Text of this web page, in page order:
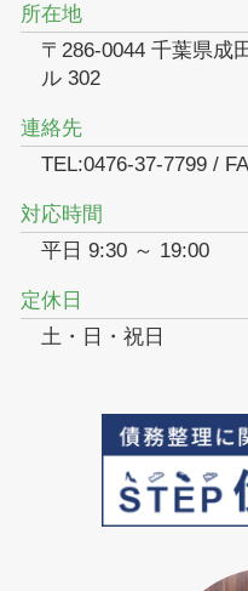
所在地
〒286-0044 千葉県成
ル 302
連絡先
TEL:0476-37-7799 /
対応時間
平日 9:30 ～ 19:00
定休日
土・日・祝日